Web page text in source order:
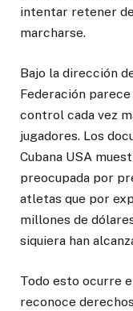
intentar retener
marcharse.
Bajo la dirección
Federación
control cada vez
jugadores. Los
Cubana USA
preocupada por
atletas que por
millones de
siquiera han
Todo esto ocurre
reconoce